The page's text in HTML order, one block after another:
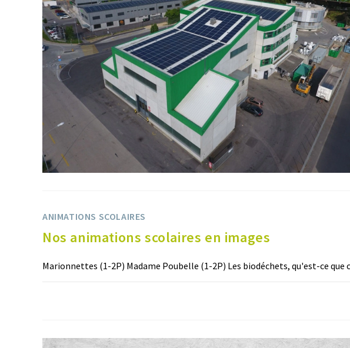
ANIMATIONS SCOLAIRES
Nos animations scolaires en images
Marionnettes (1-2P) Madame Poubelle (1-2P) Les biodéchets, qu'est-ce que